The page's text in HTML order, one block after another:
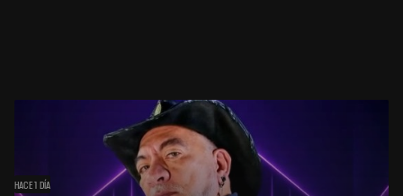
HACE 1 DÍA